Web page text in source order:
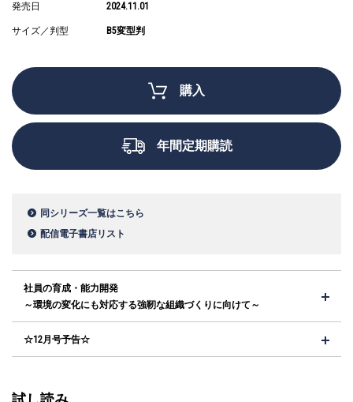
発売日 2024.11.01
サイズ／判型 B5変型判
購入
年間定期購読
同シリーズ一覧はこちら
配信電子書店リスト
社員の育成・能力開発
～環境の変化にも対応する強靭な組織づくりに向けて～
☆12月号予告☆